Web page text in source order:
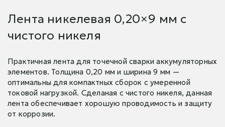
Лента никелевая 0,20×9 мм с
чистого никеля
Практичная лента для точечной сварки аккумуляторных
элементов. Толщина 0,20 мм и ширина 9 мм —
оптимальны для компактных сборок с умеренной
токовой нагрузкой. Сделаная с чистого никеля, данная
лента обеспечивает хорошую проводимость и защиту
от коррозии.